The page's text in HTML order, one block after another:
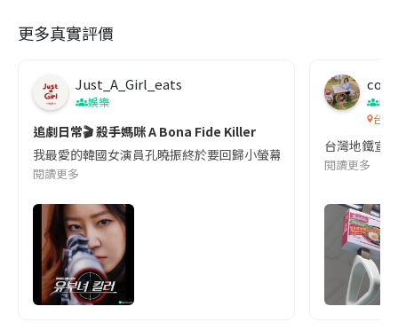
更多真實評價
Just_A_Girl_eats
娛樂
追劇日常🎬 殺手媽咪 A Bona Fide Killer
我最愛的韓國女演員孔曉振終於要回歸小螢幕啦!這次的劇本改編
閱讀更多
co
吹
台灣
台灣地鐵宣
閱讀更多